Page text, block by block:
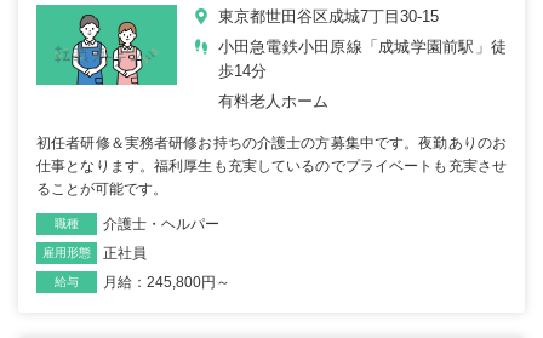
東京都世田谷区成城7丁目30-15
小田急電鉄小田原線「成城学園前駅」徒
歩14分
有料老人ホーム
初任者研修＆実務者研修お持ちの介護士の方募集中です。夜勤ありのお
仕事となります。福利厚生も充実しているのでプライベートも充実させ
ることが可能です。
職種 介護士・ヘルパー
雇用形態 正社員
給与 月給：245,800円～